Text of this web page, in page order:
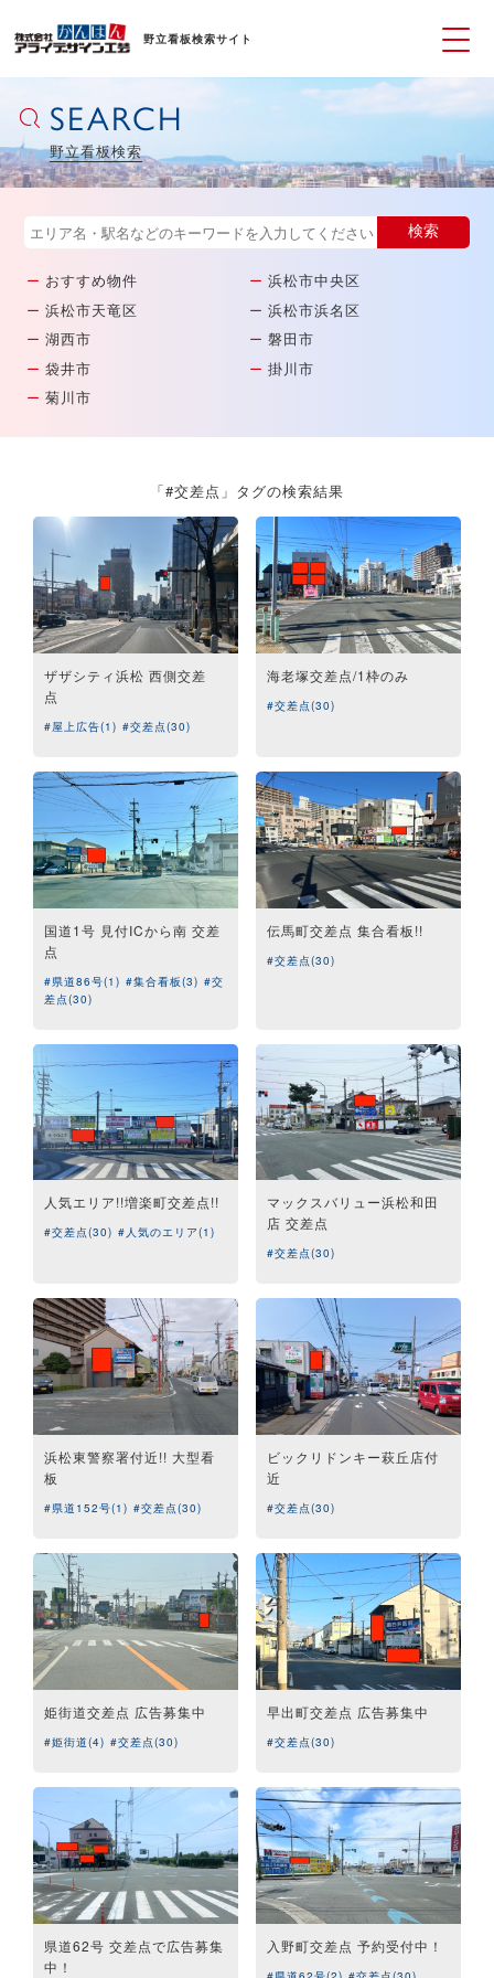
野立看板検索サイト
SEARCH
野立看板検索
おすすめ物件
浜松市中央区
浜松市天竜区
浜松市浜名区
湖西市
磐田市
袋井市
掛川市
菊川市
「#交差点」タグの検索結果
ザザシティ浜松 西側交差
点
#屋上広告(1) #交差点(30)
海老塚交差点/1枠のみ
#交差点(30)
国道1号 見付ICから南 交差
点
#県道86号(1) #集合看板(3) #交
差点(30)
伝馬町交差点 集合看板!!
#交差点(30)
人気エリア!!増楽町交差点!!
#交差点(30) #人気のエリア(1)
マックスバリュー浜松和田
店 交差点
#交差点(30)
浜松東警察署付近!! 大型看
板
#県道152号(1) #交差点(30)
ビックリドンキー萩丘店付
近
#交差点(30)
姫街道交差点 広告募集中
#姫街道(4) #交差点(30)
早出町交差点 広告募集中
#交差点(30)
県道62号 交差点で広告募集
中！
入野町交差点 予約受付中！